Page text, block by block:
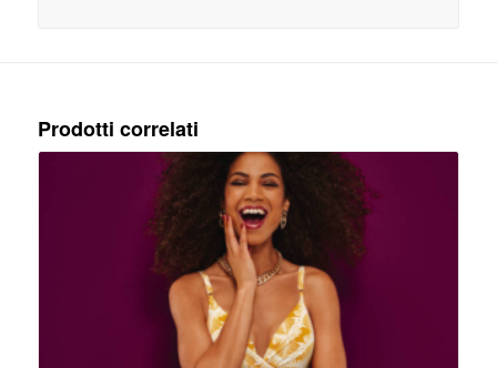
Prodotti correlati